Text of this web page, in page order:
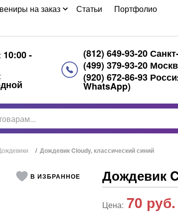
на заказ Статьи
Портфолио
10:00 -
(812) 649-93-20
(499) 379-93-20
(920) 672-86-93
WhatsApp)
/ Дождевик Cloudy, классический синий
В ИЗБРАННОЕ Дождевик
Цена: 70 руб.